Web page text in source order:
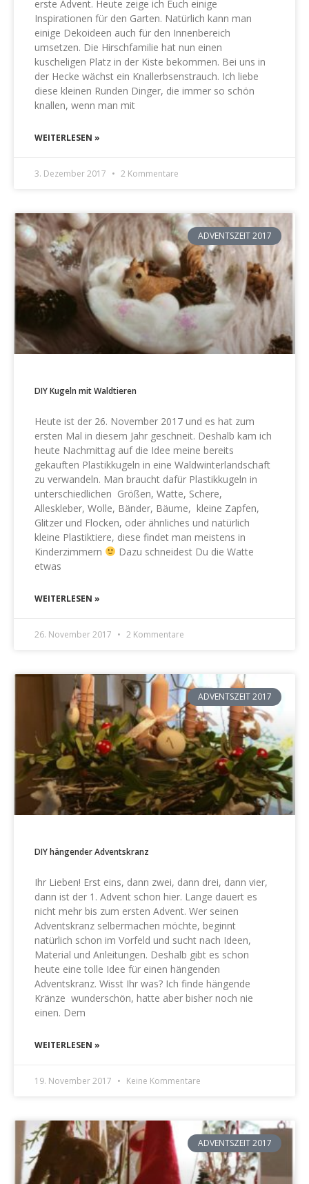
erste Advent. Heute zeige ich Euch einige
Inspirationen für den Garten. Natürlich kann man
einige Dekoideen auch für den Innenbereich
umsetzen. Die Hirschfamilie hat nun einen
kuscheligen Platz in der Kiste bekommen. Bei uns in
der Hecke wächst ein Knallerbsenstrauch. Ich liebe
diese kleinen Runden Dinger, die immer so schön
knallen, wenn man mit
WEITERLESEN »
3. Dezember 2017 2 Kommentare
ADVENTSZEIT 2017
DIY Kugeln mit Waldtieren
Heute ist der 26. November 2017 und es hat zum
ersten Mal in diesem Jahr geschneit. Deshalb kam ich
heute Nachmittag auf die Idee meine bereits
gekauften Plastikkugeln in eine Waldwinterlandschaft
zu verwandeln. Man braucht dafür Plastikkugeln in
unterschiedlichen Größen, Watte, Schere,
Alleskleber, Wolle, Bänder, Bäume, kleine Zapfen,
Glitzer und Flocken, oder ähnliches und natürlich
kleine Plastiktiere, diese findet man meistens in
Kinderzimmern
Dazu schneidest Du die Watte
etwas
WEITERLESEN »
26. November 2017 2 Kommentare
ADVENTSZEIT 2017
DIY hängender Adventskranz
Ihr Lieben! Erst eins, dann zwei, dann drei, dann vier,
dann ist der 1. Advent schon hier. Lange dauert es
nicht mehr bis zum ersten Advent. Wer seinen
Adventskranz selbermachen möchte, beginnt
natürlich schon im Vorfeld und sucht nach Ideen,
Material und Anleitungen. Deshalb gibt es schon
heute eine tolle Idee für einen hängenden
Adventskranz. Wisst Ihr was? Ich finde hängende
Kränze wunderschön, hatte aber bisher noch nie
einen. Dem
WEITERLESEN »
19. November 2017 Keine Kommentare
ADVENTSZEIT 2017